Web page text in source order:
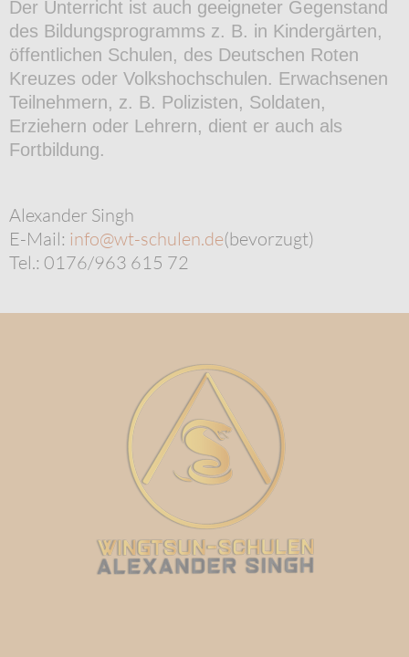
Der Unterricht ist auch geeigneter Gegenstand
des Bildungsprogramms z. B. in Kindergärten,
öffentlichen Schulen, des Deutschen Roten
Kreuzes oder Volkshochschulen. Erwachsenen
Teilnehmern, z. B. Polizisten, Soldaten,
Erziehern oder Lehrern, dient er auch als
Fortbildung.
Alexander Singh
E-Mail: info@wt-schulen.de(bevorzugt)
Tel.: 0176/963 615 72